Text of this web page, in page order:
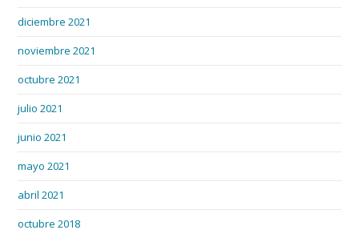
diciembre 2021
noviembre 2021
octubre 2021
julio 2021
junio 2021
mayo 2021
abril 2021
octubre 2018